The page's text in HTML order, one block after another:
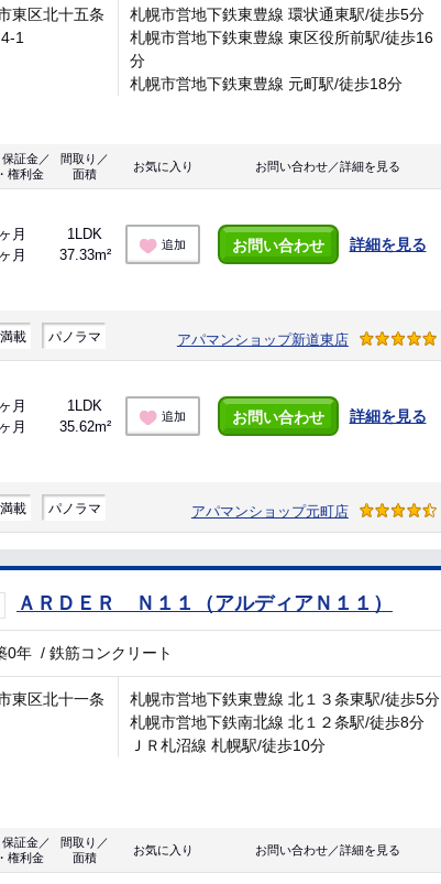
東区北十五条
1
札幌市営地下鉄東豊線 環状通東駅/徒歩5分
札幌市営地下鉄東豊線 東区役所前駅/徒歩16
分
札幌市営地下鉄東豊線 元町駅/徒歩18分
証金／
権利金
間取り／
面積
お気に入り お問い合わせ／詳細を見る
月
月
1LDK
37.33m²
追加 お問い合わせ 詳細を見る
載 パノラマ アパマンショップ新道東店
月
月
1LDK
35.62m²
追加 お問い合わせ 詳細を見る
載 パノラマ アパマンショップ元町店
ＡＲＤＥＲ Ｎ１１（アルディアＮ１１）
0年 /鉄筋コンクリート
東区北十一条
札幌市営地下鉄東豊線 北１３条東駅/徒歩5分
札幌市営地下鉄南北線 北１２条駅/徒歩8分
ＪＲ札沼線 札幌駅/徒歩10分
証金／
権利金
間取り／
面積
お気に入り お問い合わせ／詳細を見る